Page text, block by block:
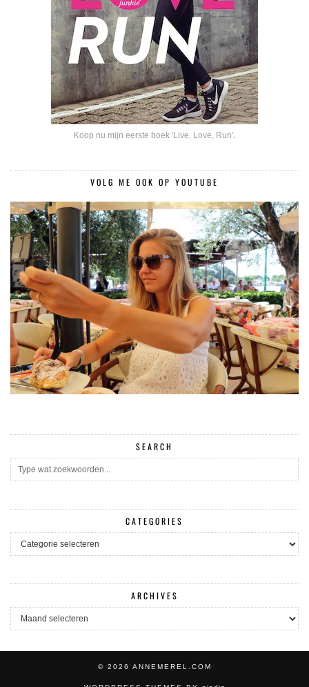
Koop nu mijn eerste boek 'Live, Love, Run'.
VOLG ME OOK OP YOUTUBE
SEARCH
CATEGORIES
CATEGORIES
ARCHIVES
ARCHIVES
© 2026 ANNEMEREL.COM